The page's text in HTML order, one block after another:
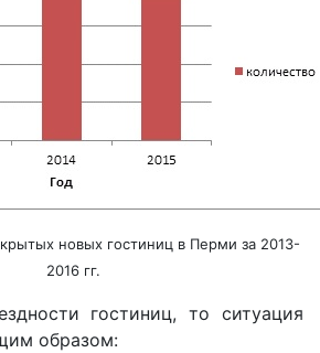
новых гостиниц в Перми за 2013-
2016 гг.
гостиниц, то ситуация
образом: